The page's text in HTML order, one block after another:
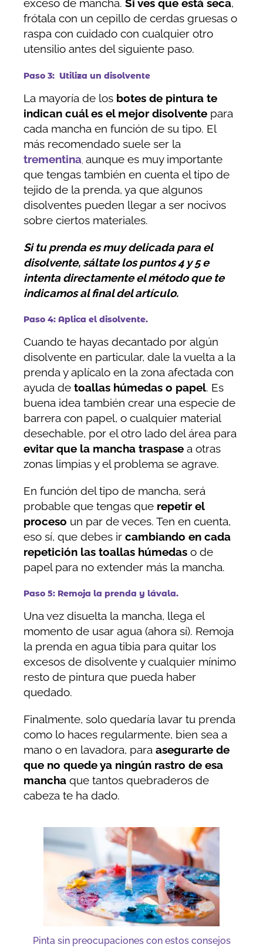
exceso de mancha. Si ves que está seca,
frótala con un cepillo de cerdas gruesas o
raspa con cuidado con cualquier otro
utensilio antes del siguiente paso.
Paso 3: Utiliza un disolvente
La mayoría de los botes de pintura te
indican cuál es el mejor disolvente para
cada mancha en función de su tipo. El
más recomendado suele ser la
trementina aunque es muy importante
que tengas también en cuenta el tipo de
tejido de la prenda, ya que algunos
disolventes pueden llegar a ser nocivos
sobre ciertos materiales.
Si tu prenda es muy delicada para el
disolvente, sáltate los puntos 4 y 5 e
intenta directamente el método que te
indicamos al final del artículo.
Paso 4: Aplica el disolvente.
Cuando te hayas decantado por algún
disolvente en particular, dale la vuelta a la
prenda y aplícalo en la zona afectada con
ayuda de toallas húmedas o papel. Es
buena idea también crear una especie de
barrera con papel, o cualquier material
desechable, por el otro lado del área para
evitar que la mancha traspase a otras
zonas limpias y el problema se agrave.
En función del tipo de mancha, será
probable que tengas que repetir el
proceso un par de veces. Ten en cuenta,
eso sí, que debes ir cambiando en cada
repetición las toallas húmedas o de
papel para no extender más la mancha.
Paso 5: Remoja la prenda y lávala.
Una vez disuelta la mancha, llega el
momento de usar agua (ahora sí). Remoja
la prenda en agua tibia para quitar los
excesos de disolvente y cualquier mínimo
resto de pintura que pueda haber
quedado.
Finalmente, solo quedaría lavar tu prenda
como lo haces regularmente, bien sea a
mano o en lavadora, para asegurarte de
que no quede ya ningún rastro de esa
mancha que tantos quebraderos de
cabeza te ha dado.
Pinta sin preocupaciones con estos consejos